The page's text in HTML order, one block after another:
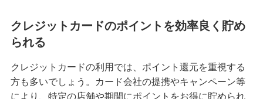
クレジットカードの暗証番号を変更する方法！手
数料の有無や注意点も解説
無職でもクレジットカードは作れる？可能なケー
クレジットカードのポイントを効率良く貯め
られる
クレジットカードの利用では、ポイント還元を重視する
方も多いでしょう。カード会社の提携やキャンペーン等
により、特定の店舗や期間にポイントをお得に貯められ